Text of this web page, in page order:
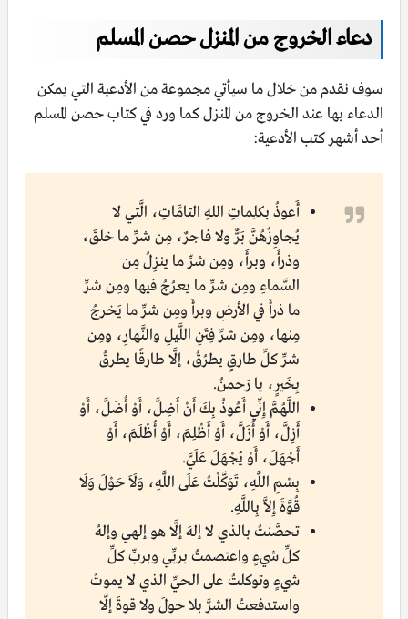
دعاء الخروج من المنزل حصن المسلم
سوف نقدم من خلال ما سيأتي مجموعة من الأدعية التي يمكن
الدعاء بها عند الخروج من المنزل كما ورد في كتاب حصن المسلم
أحد أشهر كتب الأدعية:
أَعوذُ بكلِماتِ اللهِ التامَّاتِ، الَّتي لا
يُجاوِزُهُنَّ بَرٌّ ولا فاجرٌ، مِن شرِّ ما خلقَ،
وذرأَ، وبرأَ، ومِن شرِّ ما ينزِلُ مِن
السَّماءِ ومِن شرِّ ما يعرُجُ فيها ومِن شرِّ
ما ذرأَ في الأرضِ وبرأَ ومِن شرِّ ما يَخرجُ
مِنها، ومِن شرِّ فِتَنِ اللَّيلِ والنَّهارِ، ومِن
شرِّ كلِّ طارقٍ يطرُقُ، إلَّا طارقًا يطرقُ
بِخَيرٍ، يا رَحمنُ.
اللَّهُمَّ إِنِّي أَعُوذُ بِكَ أَنْ أَضِلَّ، أَوْ أُضَلَّ، أَوْ
أَزِلَّ، أَوْ أُزَلَّ، أَوْ أَظْلِمَ، أَوْ أُظْلَمَ، أَوْ
أَجْهَلَ، أَوْ يُجْهَلَ عَلَيَّ.
بِسْمِ اللَّهِ، تَوَكَّلْتُ عَلَى اللَّهِ، وَلَاَ حَوْلَ وَلَا
قُوَّةَ إِلاَّ بِاللَّهِ.
تحصَّنتُ بالذي لا إلهَ إلَّا هو إلهي وإلهُ
كلِّ شيءٍ واعتصمتُ بربِّي وبربِّ كلِّ
شيءٍ وتوكلتُ على الحيِّ الذي لا يموتُ
واستدفعتُ الشرَّ بلا حولَ ولا قوةَ إلَّا